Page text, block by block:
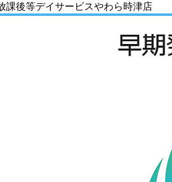
課後等デイサービスやわら時津店